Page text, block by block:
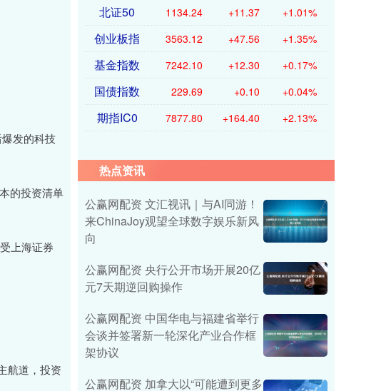
发的科技
的投资清单
上海证券
航道，投资
北证50 1134.24 +11.37 +1.01%
创业板指 3563.12 +47.56 +1.35%
基金指数 7242.10 +12.30 +0.17%
国债指数 229.69 +0.10 +0.04%
期指IC0 7877.80 +164.40 +2.13%
热点资讯
公赢网配资 文汇视讯｜与AI同游！
来ChinaJoy观望全球数字娱乐新风
向
公赢网配资 央行公开市场开展20亿
元7天期逆回购操作
公赢网配资 中国华电与福建省举行
会谈并签署新一轮深化产业合作框
架协议
公赢网配资 加拿大以“可能遭到更多